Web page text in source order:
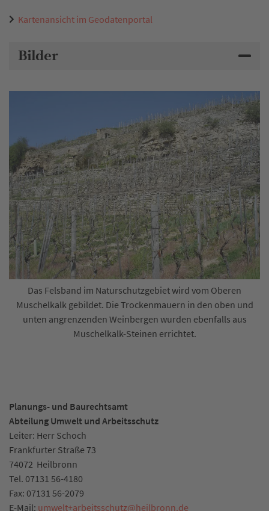
Kartenansicht im Geodatenportal
Bilder
Das Felsband im Naturschutzgebiet wird vom Oberen
Muschelkalk gebildet. Die Trockenmauern in den oben und
unten angrenzenden Weinbergen wurden ebenfalls aus
Muschelkalk-Steinen errichtet.
Planungs- und Baurechtsamt
Abteilung Umwelt und Arbeitsschutz
Leiter: Herr Schoch
Frankfurter Straße 73
74072 Heilbronn
Tel. 07131 56-4180
Fax: 07131 56-2079
E-Mail: umwelt+arbeitsschutz@heilbronn.de